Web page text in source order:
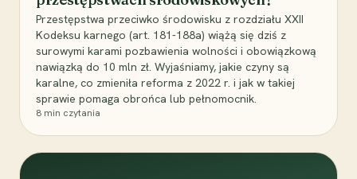
Przestępstwa przeciwko środowisku z rozdziału XXII
Kodeksu karnego (art. 181-188a) wiążą się dziś z
surowymi karami pozbawienia wolności i obowiązkową
nawiązką do 10 mln zł. Wyjaśniamy, jakie czyny są
karalne, co zmieniła reforma z 2022 r. i jak w takiej
sprawie pomaga obrońca lub pełnomocnik.
8 min czytania